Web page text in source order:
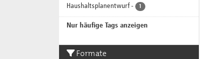
Haushaltsplanentwurf - 1
Nur häufige Tags anzeigen
Formate